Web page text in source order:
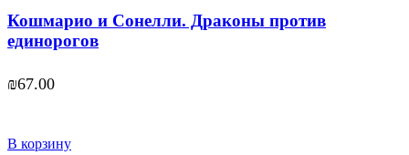
Кошмарио и Сонелли. Драконы против
единорогов
₪67.00
В корзину